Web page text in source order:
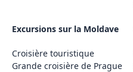
Excursions sur la Moldave
Croisière touristique
Grande croisière de Prague